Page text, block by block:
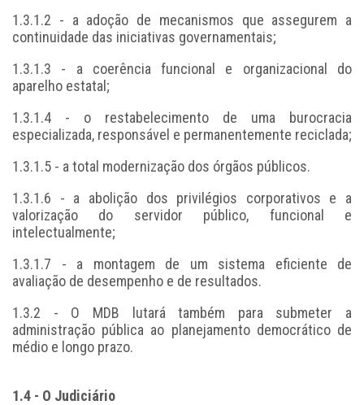
1.3.1.2 - a adoção de mecanismos que assegurem a
continuidade das iniciativas governamentais;
1.3.1.3 - a coerência funcional e organizacional do
aparelho estatal;
1.3.1.4 - o restabelecimento de uma burocracia
especializada, responsável e permanentemente reciclada;
1.3.1.5 - a total modernização dos órgãos públicos.
1.3.1.6 - a abolição dos privilégios corporativos e a
valorização do servidor público, funcional e
intelectualmente;
1.3.1.7 - a montagem de um sistema eficiente de
avaliação de desempenho e de resultados.
1.3.2 - O MDB lutará também para submeter a
administração pública ao planejamento democrático de
médio e longo prazo.
1.4 - O Judiciário